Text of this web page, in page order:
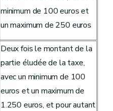
minimum de 100 euros et
un maximum de 250 euros
Deux fois le montant de la
partie éludée de la taxe,
avec un minimum de 100
euros et un maximum de
1.250 euros, et pour autant